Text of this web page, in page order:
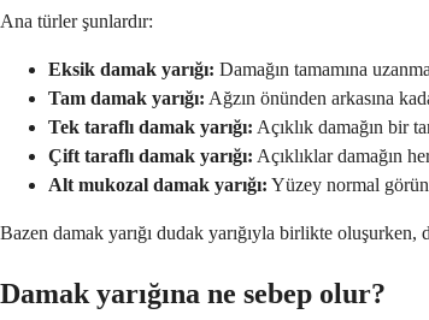
Ana türler şunlardır:
Eksik damak yarığı: Damağın tamamına
Tam damak yarığı: Ağzın önünden arkasına
Tek taraflı damak yarığı: Açıklık damağın bir
Çift taraflı damak yarığı: Açıklıklar damağın
Alt mukozal damak yarığı: Yüzey normal
Bazen damak yarığı dudak yarığıyla birlikte
Damak yarığına ne sebep olur?